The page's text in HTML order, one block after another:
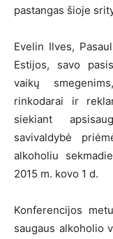
pastangas šioje
Evelin Ilves,
Estijos, savo
vaikų
rinkodarai ir
siekiant
savivaldybė
alkoholiu
2015 m. kovo 1 d.
Konferencijos
saugaus alkoholio